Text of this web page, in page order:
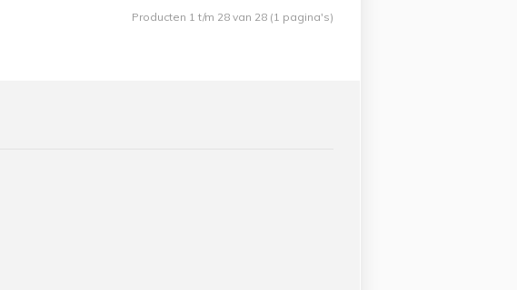
Producten 1 t/m 28 van 28 (1 pagina's)